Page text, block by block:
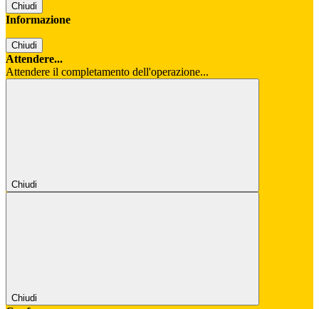
Chiudi
Informazione
Chiudi
Attendere...
Attendere il completamento dell'operazione...
Chiudi
Chiudi